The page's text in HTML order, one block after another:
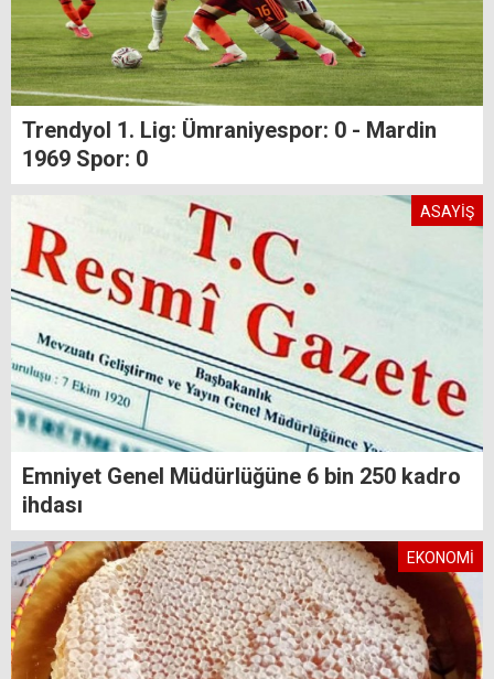
Trendyol 1. Lig: Ümraniyespor: 0 - Mardin
1969 Spor: 0
ASAYİŞ
Emniyet Genel Müdürlüğüne 6 bin 250 kadro
ihdası
EKONOMİ